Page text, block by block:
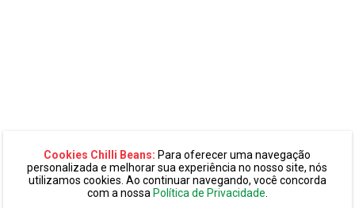
Cookies Chilli Beans: Para oferecer uma navegação
personalizada e melhorar sua experiência no nosso site, nós
utilizamos cookies. Ao continuar navegando, você concorda
com a nossa Política de Privacidade.